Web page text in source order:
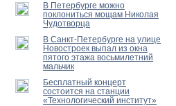
В Петербурге можно
поклониться мощам Николая
Чудотворца
В Санкт-Петербурге на улице
Новостроек выпал из окна
пятого этажа восьмилетний
мальчик
Бесплатный концерт
состоится на станции
«Технологический институт»